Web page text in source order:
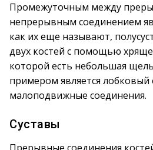
Промежуточным между
непрерывным соединением
как их еще называют,
двух костей с помощью
которой есть небольшая
примером является
малоподвижные соединения.
Суставы